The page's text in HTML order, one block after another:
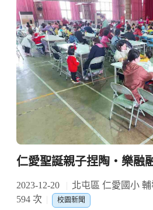
仁愛聖誕親子捏陶‧樂融
2023-12-20 北屯區 仁愛國小
594 次
校園新聞